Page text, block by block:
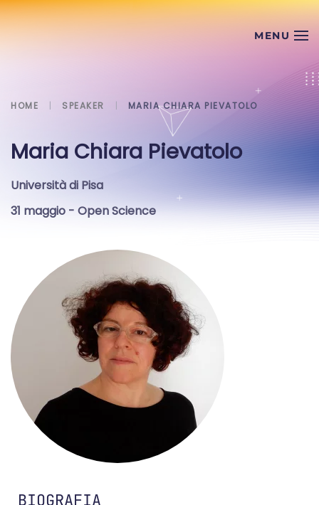
HOME SPEAKER MARIA CHIARA PIEVATOLO
Maria Chiara Pievatolo
Università di Pisa
31 maggio - Open Science
BIOGRAFIA